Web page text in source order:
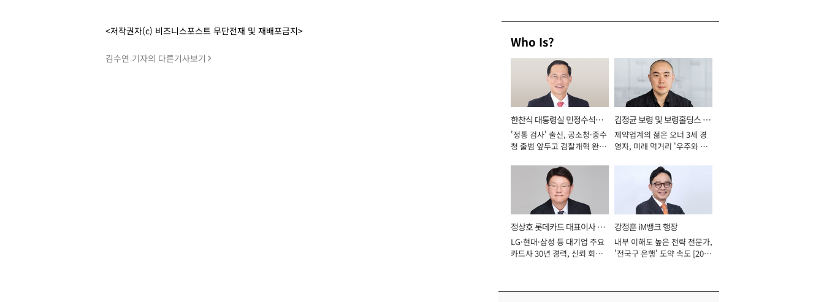
<저작권자(c) 비즈니스포스트 무단전재 및 재배포금지>
김수연 기자의 다른기사보기
Who Is?
한찬식 대통령실 민정수석비
서관
'정통 검사' 출신, 공소청·중수
청 출범 앞두고 검찰개혁 완수
김정균 보령 및 보령홀딩스 대
표이사 사장
제약업계의 젊은 오너 3세 경
영자, 미래 먹거리 '우주와 헬
정상호 롯데카드 대표이사 사
장
LG·현대·삼성 등 대기업 주요
카드사 30년 경력, 신뢰 회복
강정훈 iM뱅크 행장
내부 이해도 높은 전략 전문가,
'전국구 은행' 도약 속도 [2026